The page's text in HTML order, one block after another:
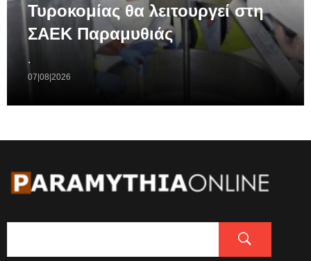
Τυροκομίας θα λειτουργεί στη
ΣΑΕΚ Παραμυθιάς
.
07|08|2026